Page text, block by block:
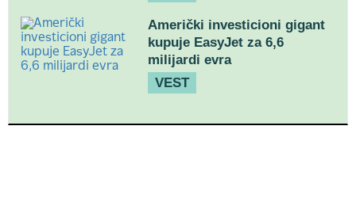
Američki investicioni gigant
kupuje EasyJet za 6,6
milijardi evra
VEST